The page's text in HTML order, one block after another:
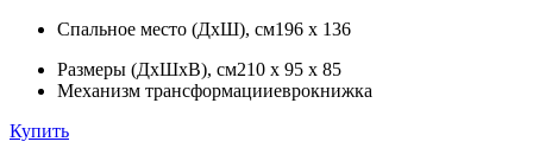
Спальное место (ДхШ), см196 x 136
Размеры (ДхШхВ), см210 x 95 x 85
Механизм трансформацииеврокнижка
Купить